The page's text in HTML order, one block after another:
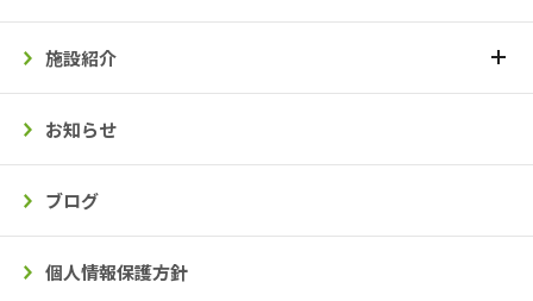
施設紹介
お知らせ
ブログ
個人情報保護方針